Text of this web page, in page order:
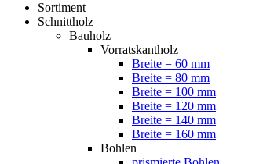
Sortiment
Schnittholz
Bauholz
Vorratskantholz
Breite = 60 mm
Breite = 80 mm
Breite = 100 mm
Breite = 120 mm
Breite = 140 mm
Breite = 160 mm
Bohlen